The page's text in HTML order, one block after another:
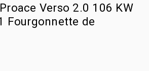
Verso 2.0 106 KW
Fourgonnette de